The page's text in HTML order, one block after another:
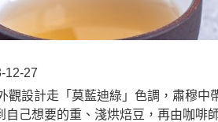
12-27
設計走「莫藍迪綠」色調，肅穆中
己想要的重、淺烘焙豆，再由咖啡